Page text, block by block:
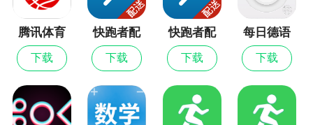
有珍爱的所有脱单服务；珍爱的都有用户都要经过
实名认证，会根据你对另一半的要求为你匹配最适
合你也最符合要求的单身男女
自从乐嘉代言了之后，迅速火起来了。珍爱有14年
了，这真是一个长久的网站了，单身的朋友都可以
腾讯体育
下载
快跑者配
送端最新
版
下载
快跑者配
送端
下载
每日德语
听力
下载